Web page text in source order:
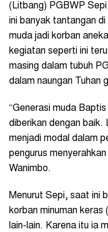
(Litbang) PGBWP
ini banyak tantangan
muda jadi korban
kegiatan seperti ini
masing dalam tubuh
dalam naungan Tuhan
“Generasi muda
diberikan dengan baik.
menjadi modal dalam
pengurus
Wanimbo.
Menurut Sepi, saat ini
korban minuman
lain-lain. Karena itu ia